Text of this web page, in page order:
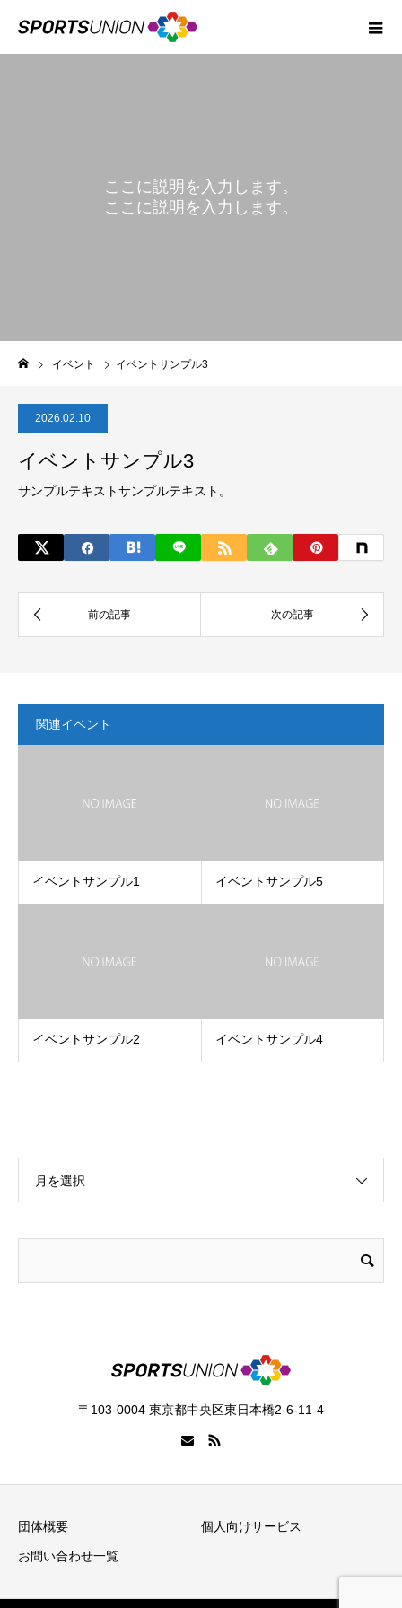
EVENT
ここに説明を入力します。
ここに説明を入力します。
イベント イベントサンプル3
2026.02.10
イベントサンプル3
サンプルテキストサンプルテキスト。
関連イベント
イベントサンプル1 イベントサンプル5
イベントサンプル2 イベントサンプル4
月を選択
〒103-0004 東京都中央区東日本橋2-6-11-4
団体概要 個人向けサービス
お問い合わせ一覧